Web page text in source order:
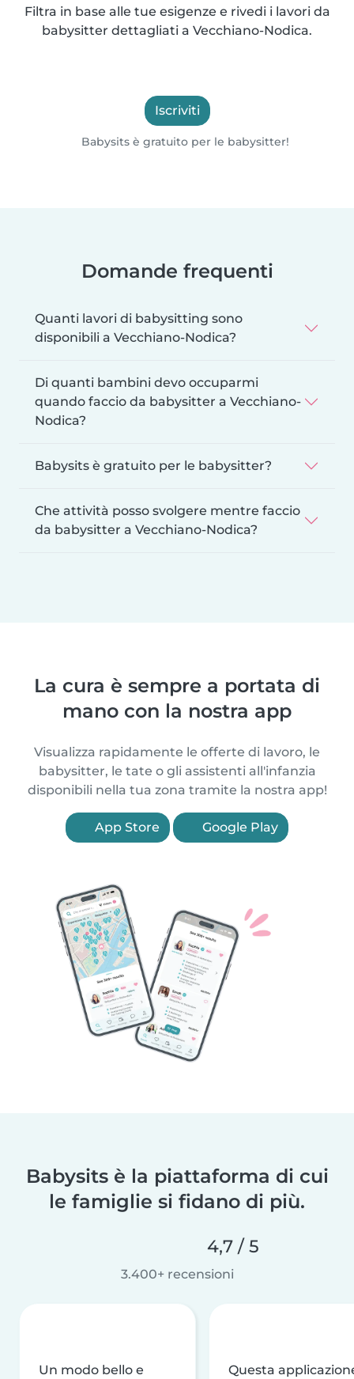
Filtra in base alle tue esigenze e rivedi i lavori da
babysitter dettagliati a Vecchiano-Nodica.
Iscriviti
Babysits è gratuito per le babysitter!
Domande frequenti
Quanti lavori di babysitting sono
disponibili a Vecchiano-Nodica?
Di quanti bambini devo occuparmi
quando faccio da babysitter a Vecchiano-
Nodica?
Babysits è gratuito per le babysitter?
Che attività posso svolgere mentre faccio
da babysitter a Vecchiano-Nodica?
La cura è sempre a portata di
mano con la nostra app
Visualizza rapidamente le offerte di lavoro, le
babysitter, le tate o gli assistenti all'infanzia
disponibili nella tua zona tramite la nostra app!
App Store Google Play
Babysits è la piattaforma di cui
le famiglie si fidano di più.
4,7 / 5
3.400+ recensioni
Un modo bello e
Questa